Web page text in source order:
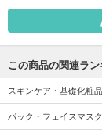
この商品の関連ラン
スキンケア・基礎化粧
パック・フェイスマス